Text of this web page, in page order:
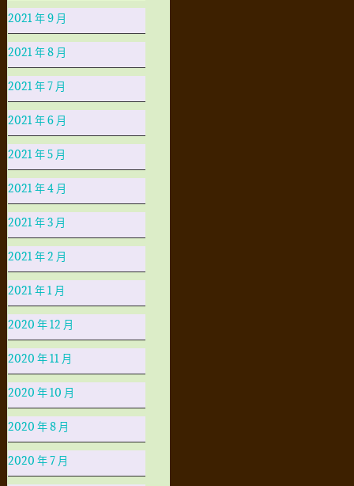
2021 年 9 月
2021 年 8 月
2021 年 7 月
2021 年 6 月
2021 年 5 月
2021 年 4 月
2021 年 3 月
2021 年 2 月
2021 年 1 月
2020 年 12 月
2020 年 11 月
2020 年 10 月
2020 年 8 月
2020 年 7 月